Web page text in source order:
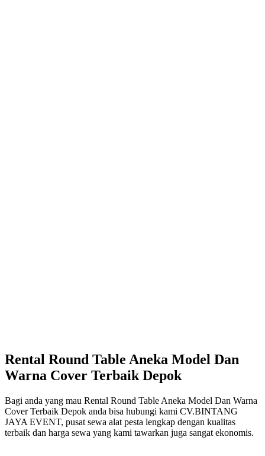
Rental Round Table Aneka Model Dan
Warna Cover Terbaik Depok
Bagi anda yang mau Rental Round Table Aneka Model Dan Warna
Cover Terbaik Depok anda bisa hubungi kami CV.BINTANG
JAYA EVENT, pusat sewa alat pesta lengkap dengan kualitas
terbaik dan harga sewa yang kami tawarkan juga sangat ekonomis.